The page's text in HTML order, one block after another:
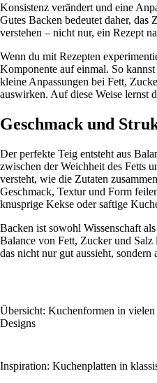
Konsistenz verändert und eine
Gutes Backen bedeutet daher, das
verstehen – nicht nur, ein Rezept
Wenn du mit Rezepten
Komponente auf einmal. So
kleine Anpassungen bei Fett,
auswirken. Auf diese Weise lernst
Geschmack und
Der perfekte Teig entsteht aus
zwischen der Weichheit des Fetts
versteht, wie die Zutaten
Geschmack, Textur und Form
knusprige Kekse oder saftige
Backen ist sowohl Wissenschaft
Balance von Fett, Zucker und
das nicht nur gut aussieht, sondern
Übersicht: Kuchenformen in vielen
Designs
Inspiration: Kuchenplatten in